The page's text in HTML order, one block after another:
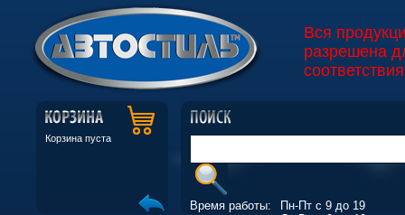
Вся
разрешена
Корзина пуста
Время работы:
Пн-Пт с 9 до 19